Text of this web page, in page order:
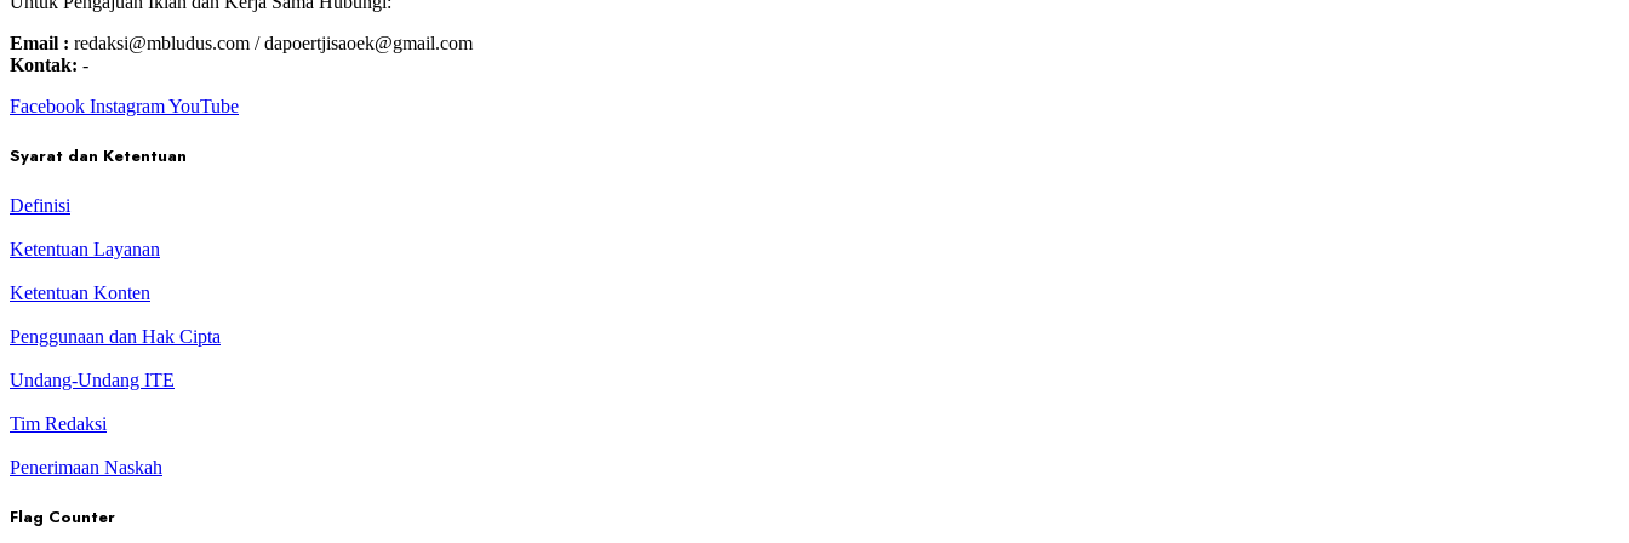
Email : redaksi@mbludus.com / dapoertjisaoek@gmail.com
Kontak: -
Facebook InstagramYouTube
Syarat dan Ketentuan
Definisi
Ketentuan Layanan
Ketentuan Konten
Penggunaan dan Hak Cipta
Undang-Undang ITE
Tim Redaksi
Penerimaan Naskah
Flag Counter